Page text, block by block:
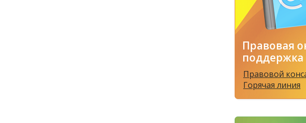
Правовая
поддержка
Правовой
Горячая линия